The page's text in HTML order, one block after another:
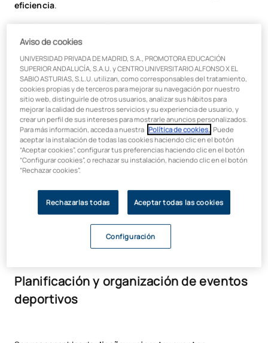
Coordinación de equipos de trabajo y personal técnico
Supervisión del cumplimiento de normativas y regulaciones
deportivas
¿Qué se necesita estudiar para ser gestor deportivo?
Sueldo y salidas profesionales de un mánager deportivo
Experiencia UAX
eficiencia.
Empatía y habilidades interpersonales
Habilidades de comunicación
Capacidad de liderazgo
Adaptabilidad y flexibilidad
Capaz de tomar decisiones bajo presión
Innovación y creatividad
Funciones de un gestor deportivo
Las funciones de un gerente deportivo son variadas y abarcan
áreas de la gestión y administración deportiva.
Planificación y organización de eventos
deportivos
Aviso de cookies
UNIVERSIDAD PRIVADA DE MADRID, S.A., PROMOTORA EDUCACIÓN
SUPERIOR ANDALUCÍA, S.A.U. y CENTRO UNIVERSITARIO ALFONSO X EL
SABIO ASTURIAS, S.L.U. utilizan, como corresponsables del tratamiento,
cookies propias y de terceros para mejorar su navegación por nuestro
sitio web, distinguirle de otros usuarios, analizar sus hábitos para
mejorar la calidad de nuestros servicios y su experiencia de usuario, y
crear un perfil de sus intereses para mostrarle anuncios personalizados.
Para más información, acceda a nuestra Política de cookies. . Puede
aceptar la instalación de todas las cookies haciendo clic en el botón
“Aceptar cookies”, configurar tus preferencias haciendo clic en el botón
“Configurar cookies”, o rechazar su instalación, haciendo clic en el botón
“Rechazar cookies”.
Rechazarlas todas Aceptar todas las cookies
Configuración